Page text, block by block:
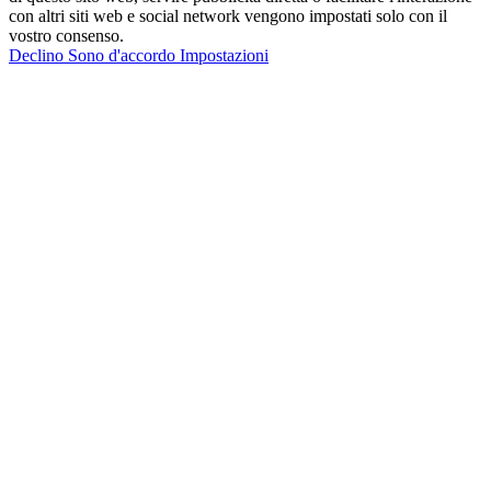
con altri siti web e social network vengono impostati solo con il
vostro consenso.
Declino Sono d'accordo Impostazioni